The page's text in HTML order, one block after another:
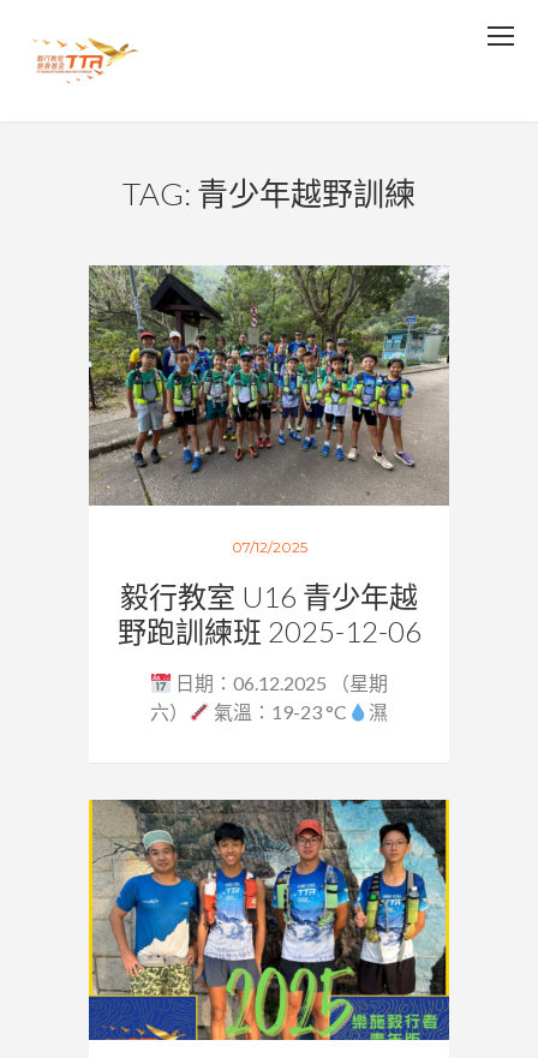
TAG: 青少年越野訓練
07/12/2025
毅行教室 U16 青少年越
野跑訓練班 2025-12-06
日期：06.12.2025 （星期
六）
氣溫：19-23 °C
濕